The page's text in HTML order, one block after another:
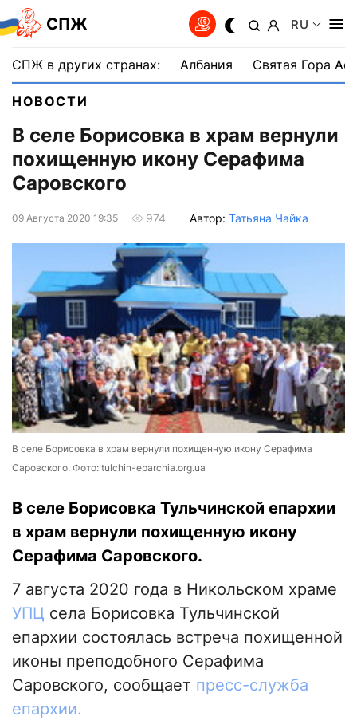
СПЖ RU
СПЖ в других странах: Албания Святая Гора
НОВОСТИ
В селе Борисовка в храм вернули
похищенную икону Серафима
Саровского
09 Августа 2020 19:35 974 Автор: Татьяна Чайка
В селе Борисовка в храм вернули похищенную икону Серафима
Саровского. Фото: tulchin-eparchia.org.ua
В селе Борисовка Тульчинской епархии
в храм вернули похищенную икону
Серафима Саровского.
7 августа 2020 года в Никольском храме
УПЦ села Борисовка Тульчинской
епархии состоялась встреча похищенной
иконы преподобного Серафима
Саровского, сообщает пресс-служба
епархии.